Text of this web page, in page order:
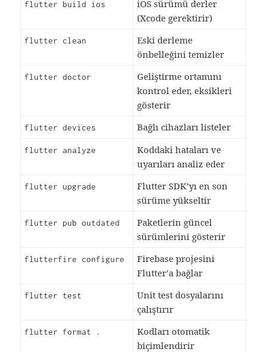
flutter build ios
iOS sürümü derler
(Xcode gerektirir)
flutter clean
Eski derleme
önbelleğini temizler
flutter doctor
Geliştirme ortamını
kontrol eder, eksikleri
gösterir
flutter devices Bağlı cihazları listeler
flutter analyze
Koddaki hataları ve
uyarıları analiz eder
flutter upgrade
Flutter SDK’yı en son
sürüme yükseltir
flutter pub outdated
Paketlerin güncel
sürümlerini gösterir
flutterfire configure
Firebase projesini
Flutter’a bağlar
flutter test
Unit test dosyalarını
çalıştırır
flutter format .
Kodları otomatik
biçimlendirir